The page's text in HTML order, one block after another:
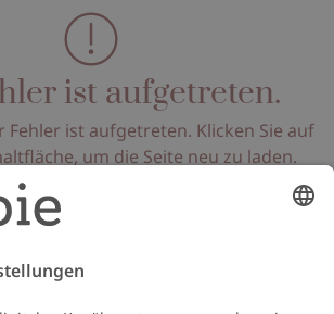
ist aufgetreten.
Fehler ist aufgetreten. Klicken Sie auf
um die Seite neu zu laden.
Seite neu laden